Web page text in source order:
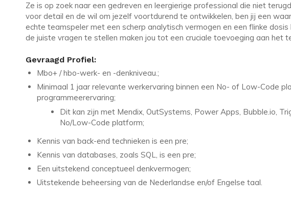
Ze is op zoek naar een gedreven en leergierige professional die niet
voor detail en de wil om jezelf voortdurend te ontwikkelen, ben jij een
echte teamspeler met een scherp analytisch vermogen en een flinke
de juiste vragen te stellen maken jou tot een cruciale toevoeging aan het
Gevraagd Profiel:
Mbo+ / hbo-werk- en -denkniveau.;
Minimaal 1 jaar relevante werkervaring binnen een No- of Low-Code
programmeerervaring;
Dit kan zijn met Mendix, OutSystems, Power Apps, Bubble.io,
No/Low-Code platform;
Kennis van back-end technieken is een pre;
Kennis van databases, zoals SQL, is een pre;
Een uitstekend conceptueel denkvermogen;
Uitstekende beheersing van de Nederlandse en/of Engelse taal.